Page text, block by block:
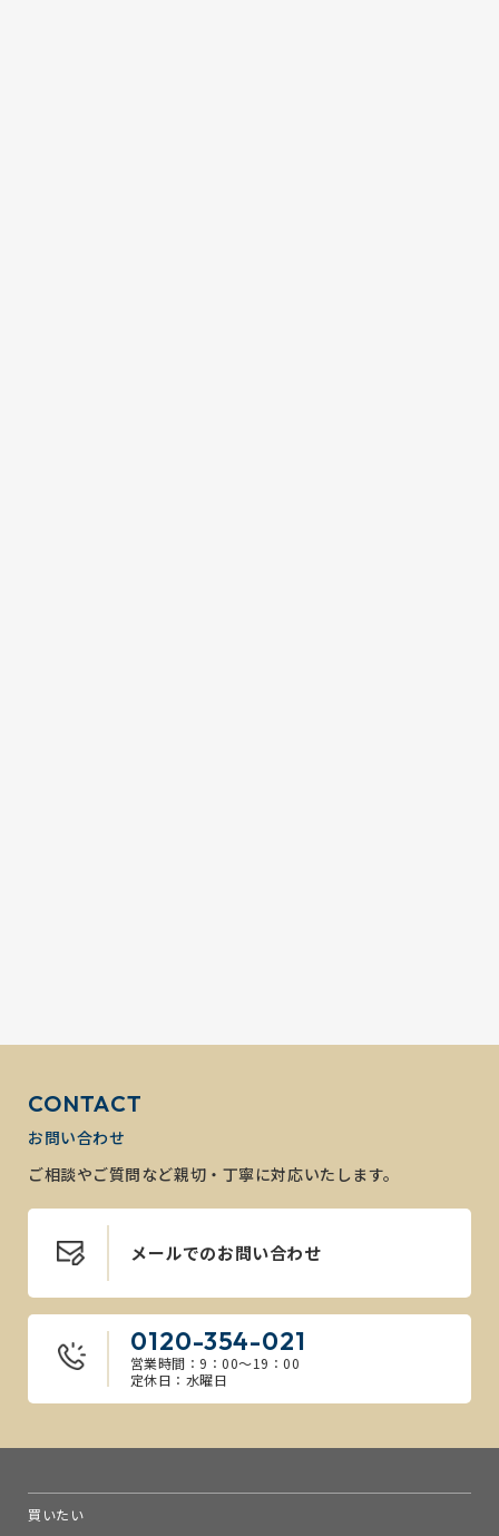
CONTACT
お問い合わせ
ご相談やご質問など親切・丁寧に対応いたします。
メールでのお問い合わせ
0120-354-021
営業時間：9：00～19：00
定休日：水曜日
買いたい